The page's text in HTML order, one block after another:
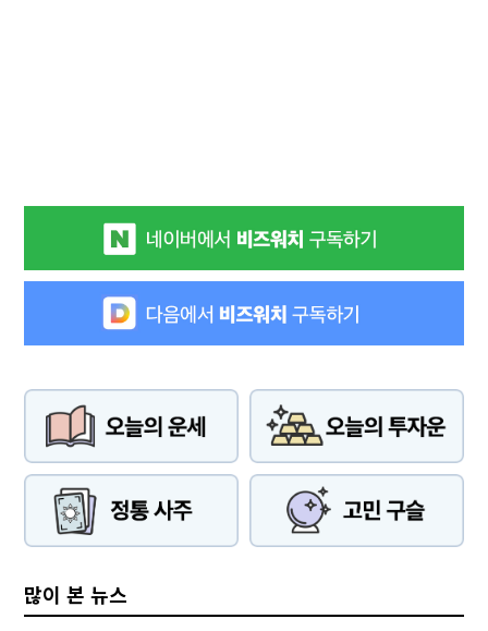
많이 본 뉴스